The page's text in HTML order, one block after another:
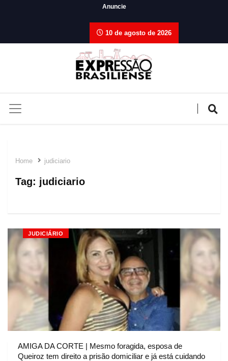
Anuncie
10 de agosto de 2026
Home judiciario
Tag: judiciario
JUDICIÁRIO
AMIGA DA CORTE | Mesmo foragida, esposa de
Queiroz tem direito a prisão domiciliar e já está cuidando